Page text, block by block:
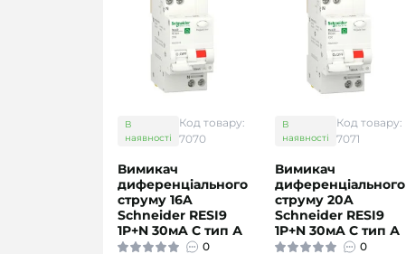
В
наявності
Код товару:
7070
Вимикач
диференціального
струму 16A
Schneider RESI9
1P+N 30мA C тип А
0
В
наявності
Код товару:
7071
Вимикач
диференціального
струму 20A
Schneider RESI9
1P+N 30мA C тип А
0